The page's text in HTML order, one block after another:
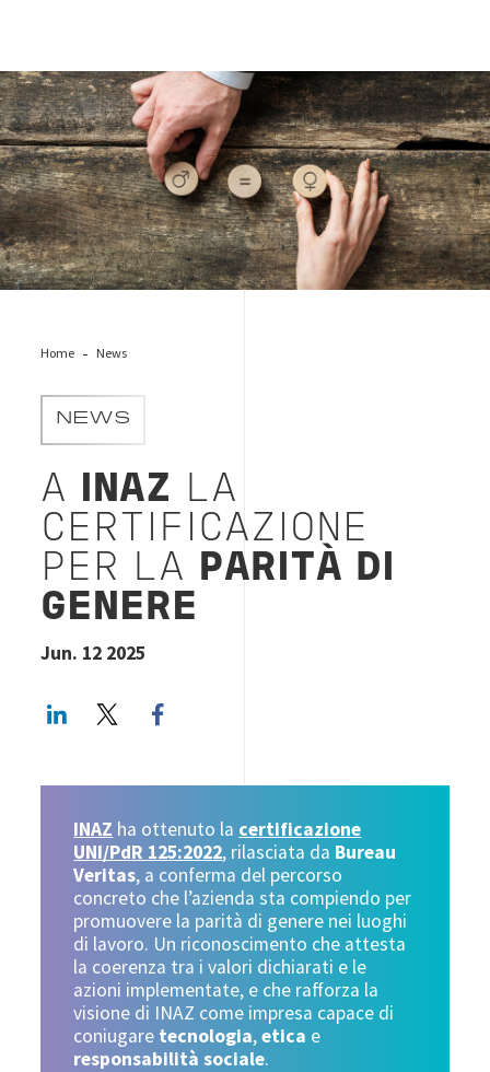
gender_equality
Home News
NEWS
A INAZ
LA
CERTIFICAZIONE
PER LA PARITÀ DI
GENERE
Jun. 12 2025
LinkedInTwitter
INAZ ha ottenuto la certificazione
UNI/PdR 125:2022, rilasciata da Bureau
Veritas, a conferma del percorso
concreto che l’azienda sta compiendo per
promuovere la parità di genere nei luoghi
di lavoro. Un riconoscimento che attesta
la coerenza tra i valori dichiarati e le
azioni implementate, e che rafforza la
visione di INAZ come impresa capace di
coniugare tecnologia,etica e
responsabilità sociale.